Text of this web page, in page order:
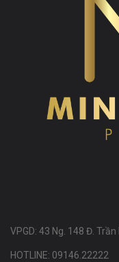
VPGD: 43 Ng. 148 Đ.
HOTLINE: 09146.22222